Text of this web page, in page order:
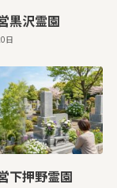
黒沢霊園
日
下押野霊園